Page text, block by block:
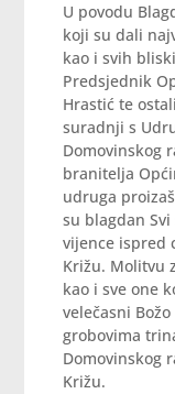
U povodu
koji su dali
kao i svih
Predsjednik
Hrastić te
suradnji s
Domovinskog
branitelja
udruga
su blagdan
vijence ispred
Križu. Molitvu
kao i sve one
velečasni
grobovima
Domovinskog
Križu.